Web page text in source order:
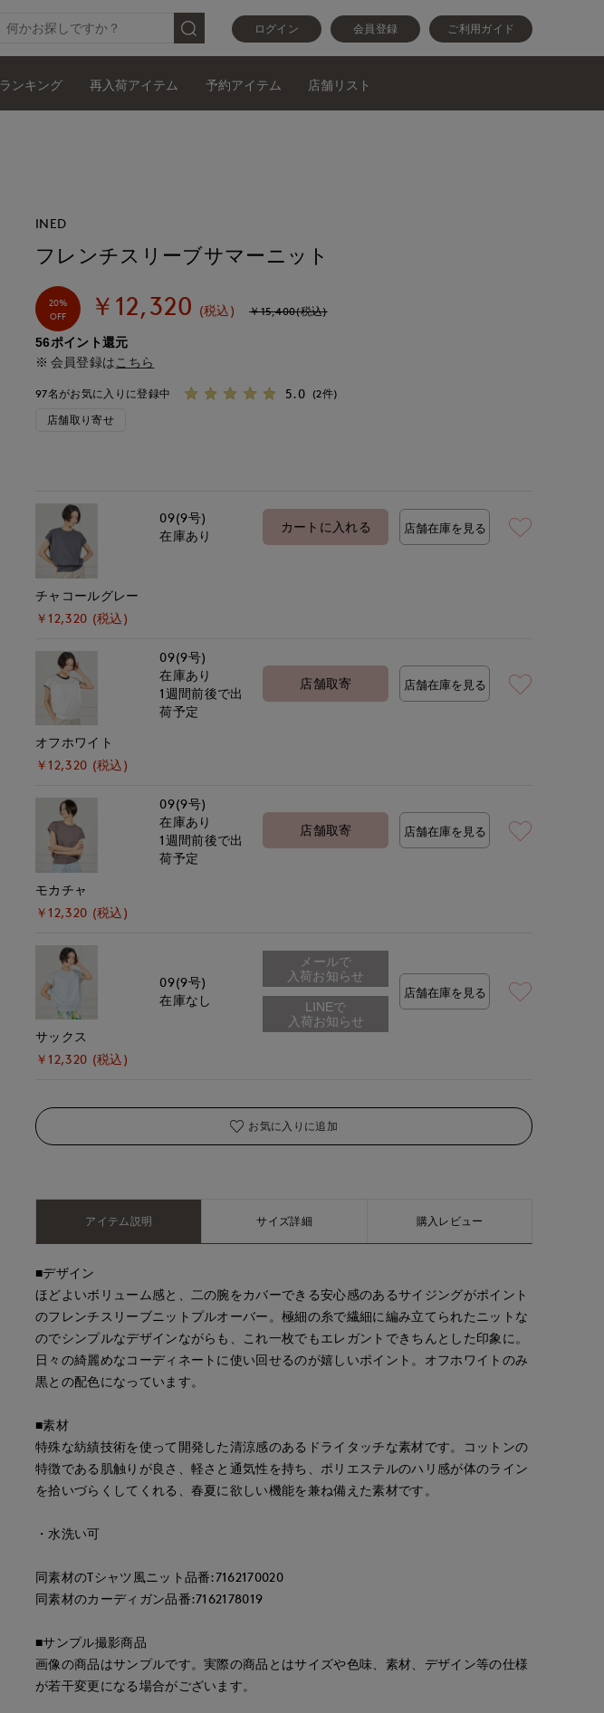
ログイン 会員登録 ご利用ガイド
ランキング 再入荷アイテム 予約アイテム 店舗リスト
モデル身長:166cm 着用サイズ:09(M)
INED
フレンチスリーブサマーニット
20%
OFF
￥12,320 (税込) ￥15,400(税込)
56ポイント還元
会員登録は こちら
97名がお気に入りに登録中 5.0 (2件)
店舗取り寄せ
チャコールグレー
￥12,320 (税込)
09(9号)
在庫あり
カートに入れる 店舗在庫を見る
オフホワイト
￥12,320 (税込)
09(9号)
在庫あり
1週間前後で出
荷予定
店舗取寄 店舗在庫を見る
モカチャ
￥12,320 (税込)
09(9号)
在庫あり
1週間前後で出
荷予定
店舗取寄 店舗在庫を見る
サックス
￥12,320 (税込)
09(9号)
在庫なし
メールで
入荷お知らせ
店舗在庫を見る
お気に入りに追加
アイテム説明 サイズ詳細 購入レビュー
■デザイン
ほどよいボリューム感と、二の腕をカバーできる安心感のあるサイジングがポイント
のフレンチスリーブニットプルオーバー。極細の糸で繊細に編み立てられたニットな
のでシンプルなデザインながらも、これ一枚でもエレガントできちんとした印象に。
日々の綺麗めなコーディネートに使い回せるのが嬉しいポイント。オフホワイトのみ
黒との配色になっています。
■素材
特殊な紡績技術を使って開発した清涼感のあるドライタッチな素材です。コットンの
特徴である肌触りが良さ、軽さと通気性を持ち、ポリエステルのハリ感が体のライン
を拾いづらくしてくれる、春夏に欲しい機能を兼ね備えた素材です。
・水洗い可
同素材のTシャツ風ニット品番:7162170020
同素材のカーディガン品番:7162178019
■サンプル撮影商品
画像の商品はサンプルです。実際の商品とはサイズや色味、素材、デザイン等の仕様
が若干変更になる場合がございます。